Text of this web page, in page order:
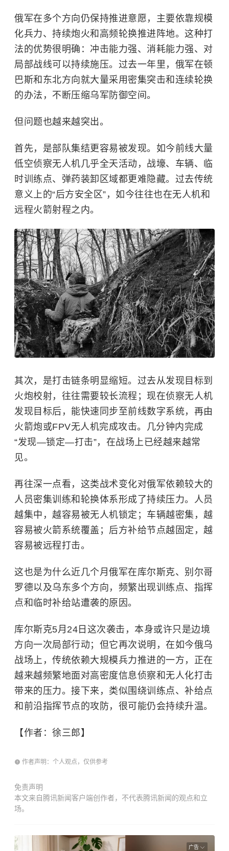
俄军在多个方向仍保持推进意愿，主要依靠规模
化兵力、持续炮火和高频轮换推进阵地。这种打
法的优势很明确：冲击能力强、消耗能力强、对
局部战线可以持续施压。过去一年里，俄军在顿
巴斯和东北方向就大量采用密集突击和连续轮换
的办法，不断压缩乌军防御空间。
但问题也越来越突出。
首先，是部队集结更容易被发现。如今前线大量
低空侦察无人机几乎全天活动，战壕、车辆、临
时训练点、弹药装卸区域都更难隐藏。过去传统
意义上的“后方安全区”，如今往往也在无人机和
远程火箭射程之内。
其次，是打击链条明显缩短。过去从发现目标到
火炮校射，往往需要较长流程；现在侦察无人机
发现目标后，能快速同步至前线数字系统，再由
火箭炮或FPV无人机完成攻击。几分钟内完成
“发现—锁定—打击”，在战场上已经越来越常
见。
再往深一点看，这类战术变化对俄军依赖较大的
人员密集训练和轮换体系形成了持续压力。人员
越集中，越容易被无人机锁定；车辆越密集，越
容易被火箭系统覆盖；后方补给节点越固定，越
容易被远程打击。
这也是为什么近几个月俄军在库尔斯克、别尔哥
罗德以及乌东多个方向，频繁出现训练点、指挥
点和临时补给站遭袭的原因。
库尔斯克5月24日这次袭击，本身或许只是边境
方向一次局部行动；但它再次说明，在如今俄乌
战场上，传统依赖大规模兵力推进的一方，正在
越来越频繁地面对高密度信息侦察和无人化打击
带来的压力。接下来，类似围绕训练点、补给点
和前沿指挥节点的攻防，很可能仍会持续升温。
【作者：徐三郎】
作者声明：个人观点，仅供参考
免责声明
本文来自腾讯新闻客户端创作者，不代表腾讯新闻的观点和立
场。
广告